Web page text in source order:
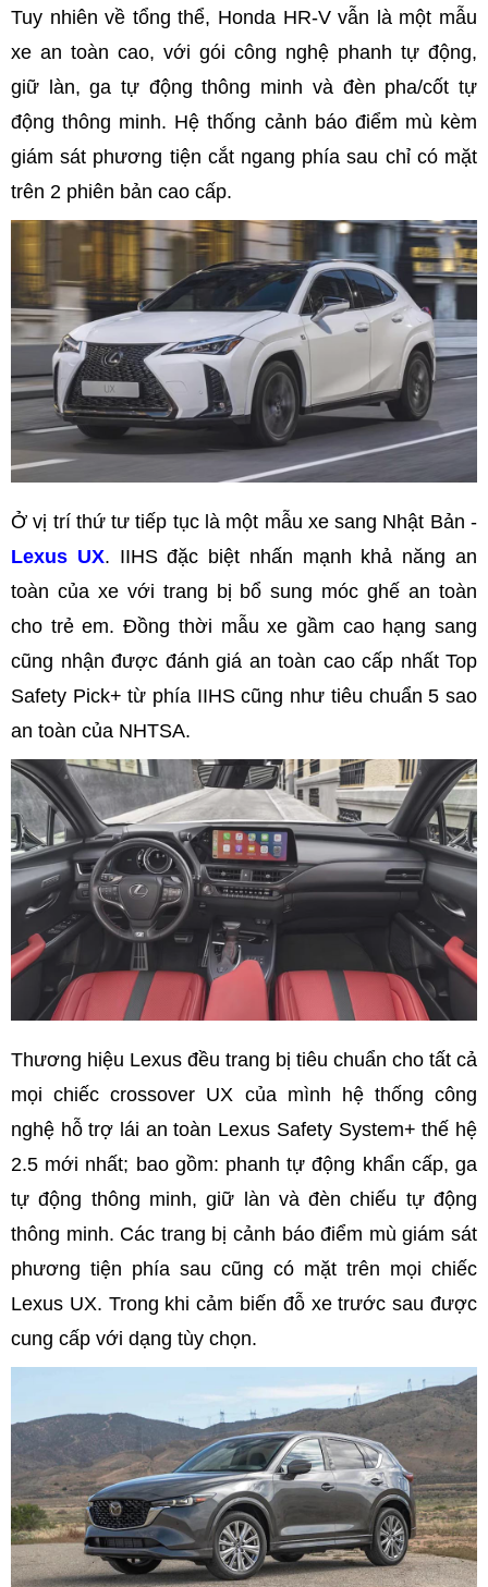
Tuy nhiên về tổng thể, Honda HR-V vẫn là một mẫu
xe an toàn cao, với gói công nghệ phanh tự động,
giữ làn, ga tự động thông minh và đèn pha/cốt tự
động thông minh. Hệ thống cảnh báo điểm mù kèm
giám sát phương tiện cắt ngang phía sau chỉ có mặt
trên 2 phiên bản cao cấp.
Ở vị trí thứ tư tiếp tục là một mẫu xe sang Nhật Bản -
Lexus UX. IIHS đặc biệt nhấn mạnh khả năng an
toàn của xe với trang bị bổ sung móc ghế an toàn
cho trẻ em. Đồng thời mẫu xe gầm cao hạng sang
cũng nhận được đánh giá an toàn cao cấp nhất Top
Safety Pick+ từ phía IIHS cũng như tiêu chuẩn 5 sao
an toàn của NHTSA.
Thương hiệu Lexus đều trang bị tiêu chuẩn cho tất cả
mọi chiếc crossover UX của mình hệ thống công
nghệ hỗ trợ lái an toàn Lexus Safety System+ thế hệ
2.5 mới nhất; bao gồm: phanh tự động khẩn cấp, ga
tự động thông minh, giữ làn và đèn chiếu tự động
thông minh. Các trang bị cảnh báo điểm mù giám sát
phương tiện phía sau cũng có mặt trên mọi chiếc
Lexus UX. Trong khi cảm biến đỗ xe trước sau được
cung cấp với dạng tùy chọn.